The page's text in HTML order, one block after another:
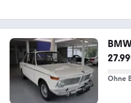
Ohne